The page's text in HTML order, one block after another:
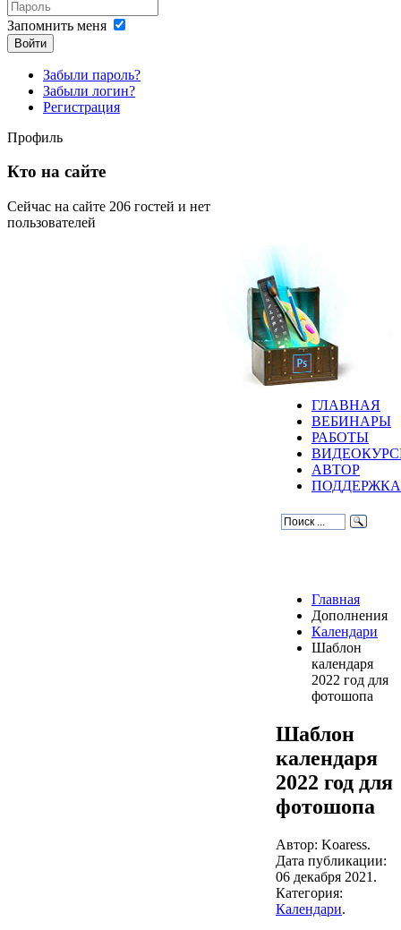
Запомнить меня
Войти
Забыли пароль?
Забыли логин?
Регистрация
Профиль
Кто на сайте
Сейчас на сайте 206 гостей и нет
пользователей
ГЛАВНАЯ
ВЕБИНАРЫ
РАБОТЫ
АВТОР
ПОДДЕРЖКА
Главная
Дополнения
Календари
Шаблон
календаря
2022 год для
фотошопа
Шаблон
календаря
2022 год для
фотошопа
Автор: Koaress.
Дата публикации:
06 декабря 2021 .
Категория:
Календари.